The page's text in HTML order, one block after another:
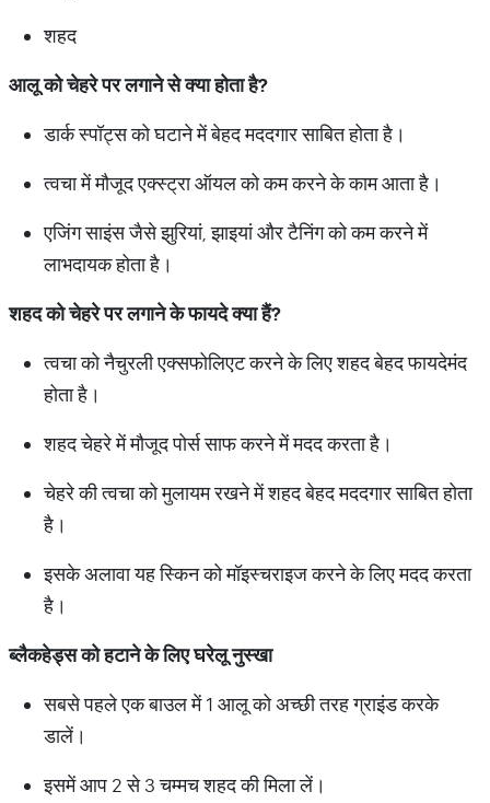
शहद
आलूकोचेहरेपरलगानेसेक्याहोताहै?
डार्क स्पॉट्स को घटाने में बेहद मददगार साबित होता है।
त्वचा में मौजूद एक्स्ट्रा ऑयल को कम करने के काम आता है।
एजिंग साइंस जैसे झुरियां, झाइयां और टैनिंग को कम करने में
लाभदायक होता है।
शहदकोचेहरेपरलगानेकेफायदेक्याहैं?
त्वचा को नैचुरली एक्सफोलिएट करने के लिए शहद बेहद फायदेमंद
होता है।
शहद चेहरे में मौजूद पोर्स साफ करने में मदद करता है।
चेहरे की त्वचा को मुलायम रखने में शहद बेहद मददगार साबित होता
है।
इसके अलावा यह स्किन को मॉइस्चराइज करने के लिए मदद करता
है।
ब्लैकहेड्स को हटाने के लिए घरेलू नुस्खा
सबसे पहले एक बाउल में 1 आलू को अच्छी तरह ग्राइंड करके
डालें।
इसमें आप 2 से 3 चम्मच शहद की मिला लें।